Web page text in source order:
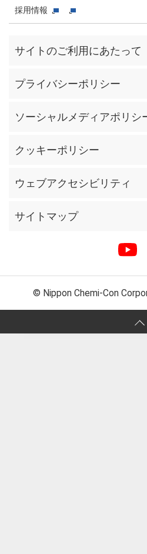
採用情報
サイトのご利用にあたって
プライバシーポリシー
ソーシャルメディアポリシ
クッキーポリシー
ウェブアクセシビリティ
サイトマップ
© Nippon Chemi-Con